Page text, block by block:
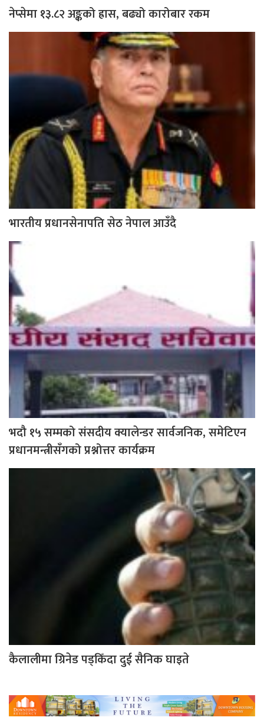
नेप्सेमा १३.८२ अङ्कको ह्रास, बढ्यो कारोबार रकम
भारतीय प्रधानसेनापति सेठ नेपाल आउँदै
भदौ १५ सम्मको संसदीय क्यालेन्डर सार्वजनिक, समेटिएन
प्रधानमन्त्रीसँगको प्रश्नोत्तर कार्यक्रम
कैलालीमा ग्रिनेड पड्किँदा दुई सैनिक घाइते